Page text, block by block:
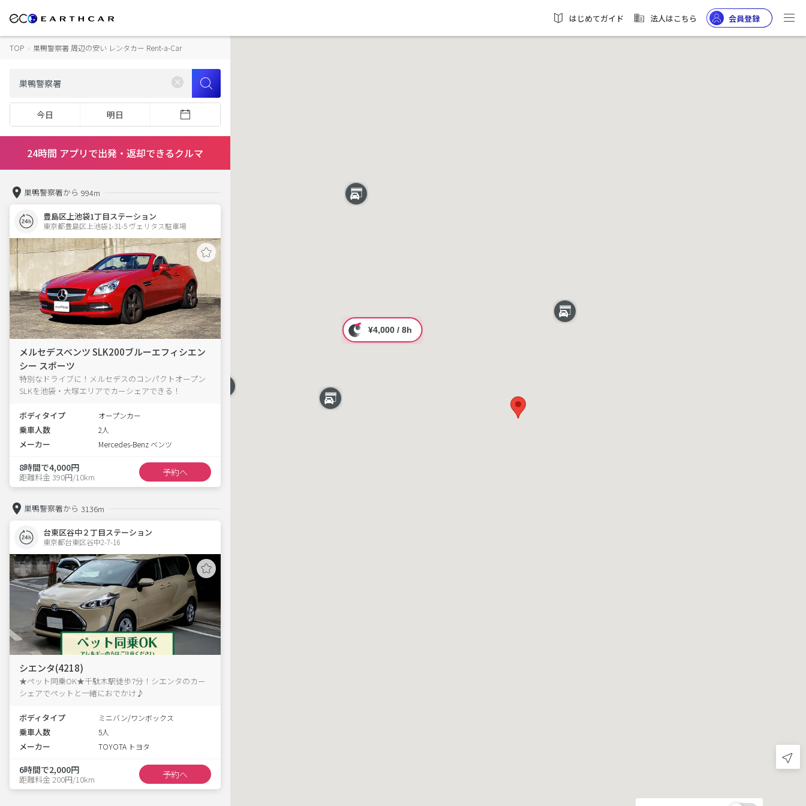
はじめてガイド 法人はこちら 会員登録
TOP › 巣鴨警察署 周辺の安い レンタカー Rent-a-Car
今日 明日
24時間 アプリで出発・返却できるクルマ
巣鴨警察署から 994m
豊島区上池袋1丁目ステーション
東京都豊島区上池袋1-31-5 ヴェリタス駐車場
メルセデスベンツ SLK200ブルーエフィシエン
シー スポーツ
特別なドライブに！メルセデスのコンパクトオープン
SLKを池袋・大塚エリアでカーシェアできる！
ボディタイプ オープンカー
乗車人数 2人
メーカー Mercedes-Benz ベンツ
8時間で4,000円
距離料金 390円/10km 予約へ
巣鴨警察署から 3136m
台東区谷中２丁目ステーション
東京都台東区谷中2-7-16
シエンタ(4218)
★ペット同乗OK★千駄木駅徒歩7分！シエンタのカー
シェアでペットと一緒におでかけ♪
ボディタイプ ミニバン/ワンボックス
乗車人数 5人
メーカー TOYOTA トヨタ
6時間で2,000円
距離料金 200円/10km 予約へ